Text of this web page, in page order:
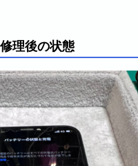
修理後の状態